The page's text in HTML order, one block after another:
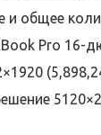
и общее
Pro 16-